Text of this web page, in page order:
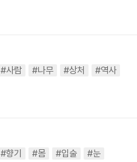
#사람 #나무 #상처
#역사
#향기 #몸 #입술
#눈